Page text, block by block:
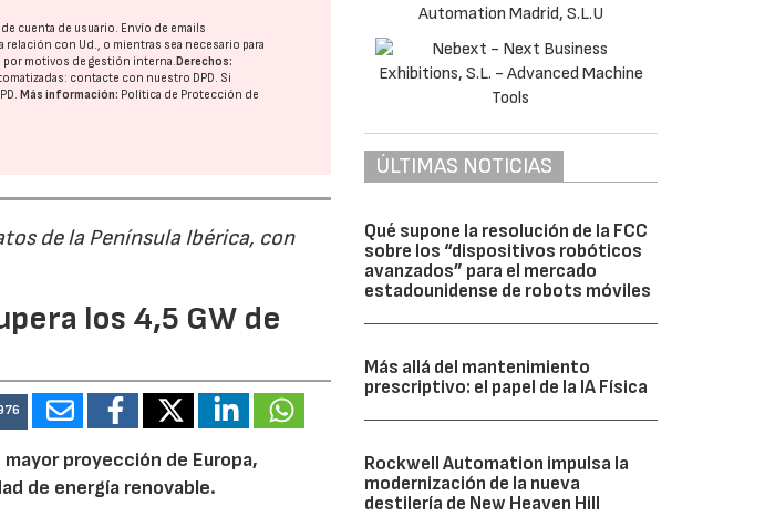
cuenta de usuario. Envío de emails
relación con Ud., o mientras sea necesario para
por motivos de gestión interna.Derechos:
contacte con nuestro DPD. Si
.Más información: Política de Protección de
de la Península Ibérica, con
los 4,5 GW de
proyección de Europa,
de energía renovable.
ÚLTIMAS NOTICIAS
Qué supone la resolución de la FCC
sobre los “dispositivos robóticos
avanzados” para el mercado
estadounidense de robots móviles
Más allá del mantenimiento
prescriptivo: el papel de la IA Física
Rockwell Automation impulsa la
modernización de la nueva
destilería de New Heaven Hill